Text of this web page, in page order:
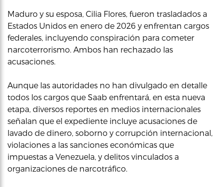
Maduro y su esposa, Cilia Flores, fueron trasladados a
Estados Unidos en enero de 2026 y enfrentan cargos
federales, incluyendo conspiración para cometer
narcoterrorismo. Ambos han rechazado las
acusaciones.
Aunque las autoridades no han divulgado en detalle
todos los cargos que Saab enfrentará, en esta nueva
etapa, diversos reportes en medios internacionales
señalan que el expediente incluye acusaciones de
lavado de dinero, soborno y corrupción internacional,
violaciones a las sanciones económicas que
impuestas a Venezuela, y delitos vinculados a
organizaciones de narcotráfico.